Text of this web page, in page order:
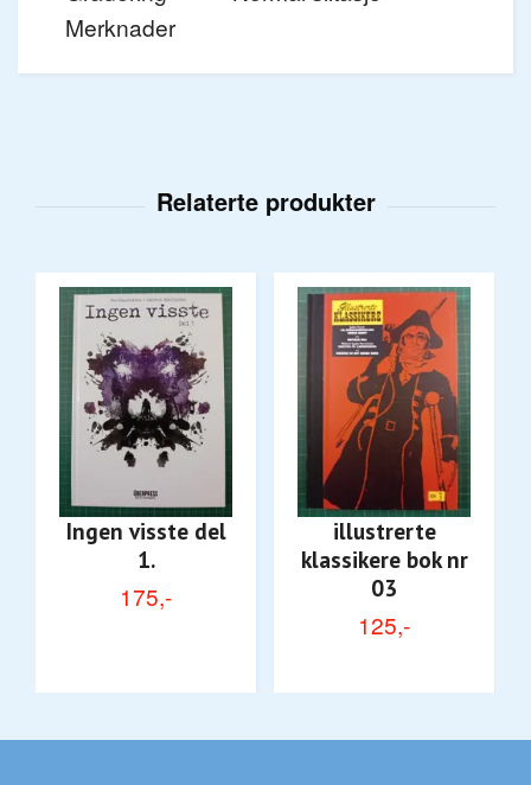
Merknader
Ingen visste del
1.
175,-
illustrerte
klassikere bok nr
03
125,-